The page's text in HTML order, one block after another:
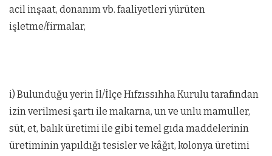
acil inşaat, donanım vb. faaliyetleri yürüten
işletme/firmalar,
i) Bulunduğu yerin İl/İlçe Hıfzıssıhha Kurulu tarafından
izin verilmesi şartı ile makarna, un ve unlu mamuller,
süt, et, balık üretimi ile gibi temel gıda maddelerinin
üretiminin yapıldığı tesisler ve kâğıt, kolonya üretimi